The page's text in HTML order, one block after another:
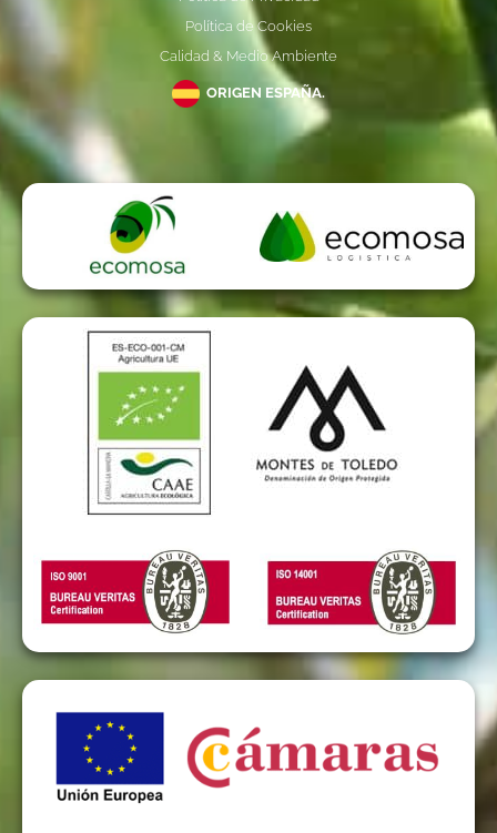
Política de Cookies
Calidad & Medio Ambiente
ORIGEN ESPAÑA.